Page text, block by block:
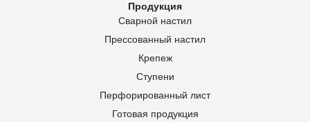
Продукция
Сварной настил
Прессованный настил
Крепеж
Ступени
Перфорированный лист
Готовая продукция